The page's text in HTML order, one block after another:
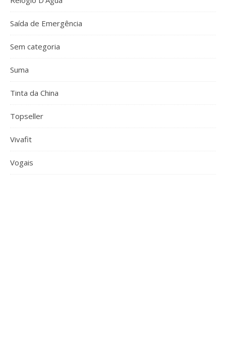
Saída de Emergência
Sem categoria
Suma
Tinta da China
Topseller
Vivafit
Vogais